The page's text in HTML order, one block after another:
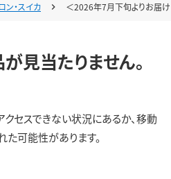
ン・スイカ ＜2026年7月下旬よりお届
見当たりません。
セスできない状況にあるか、移動
た可能性があります。